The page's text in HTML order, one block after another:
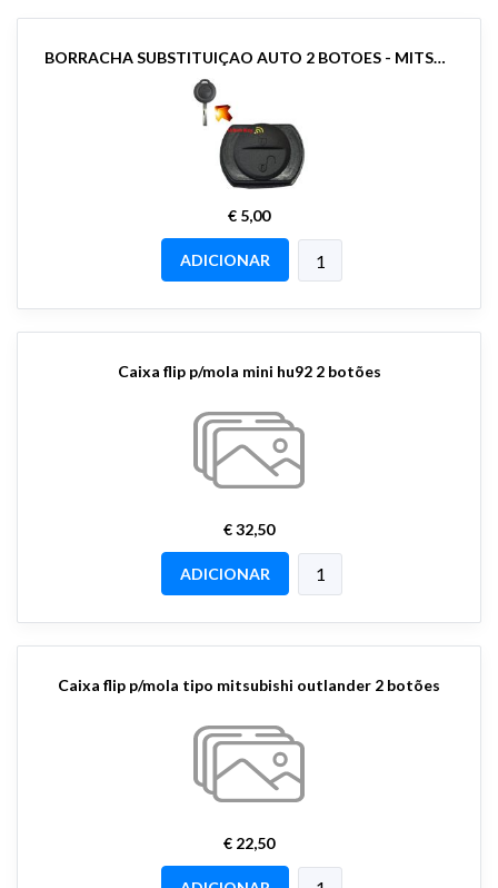
BORRACHA SUBSTITUIÇAO AUTO 2 BOTOES - MITSUBISHI
€ 5,00
ADICIONAR
Caixa flip p/mola mini hu92 2 botões
€ 32,50
ADICIONAR
Caixa flip p/mola tipo mitsubishi outlander 2 botões
€ 22,50